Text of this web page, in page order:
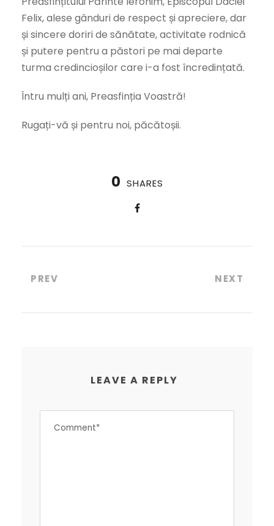
Felix, alese gânduri de respect și apreciere, dar
și sincere doriri de sănătate, activitate rodnică
și putere pentru a păstori pe mai departe
turma credincioșilor care i-a fost încredințată.
Întru mulți ani, Preasfinția Voastră!
Rugați-vă și pentru noi, păcătoșii.
0 SHARES
PREV NEXT
LEAVE A REPLY